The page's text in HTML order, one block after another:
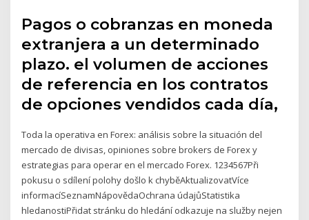
Pagos o cobranzas en moneda
extranjera a un determinado
plazo. el volumen de acciones
de referencia en los contratos
de opciones vendidos cada día,
Toda la operativa en Forex: análisis sobre la situación del
mercado de divisas, opiniones sobre brokers de Forex y
estrategias para operar en el mercado Forex. 1234567Při
pokusu o sdílení polohy došlo k chyběAktualizovatVíce
informacíSeznamNápovědaOchrana údajůStatistika
hledanostiPřidat stránku do hledání odkazuje na služby nejen